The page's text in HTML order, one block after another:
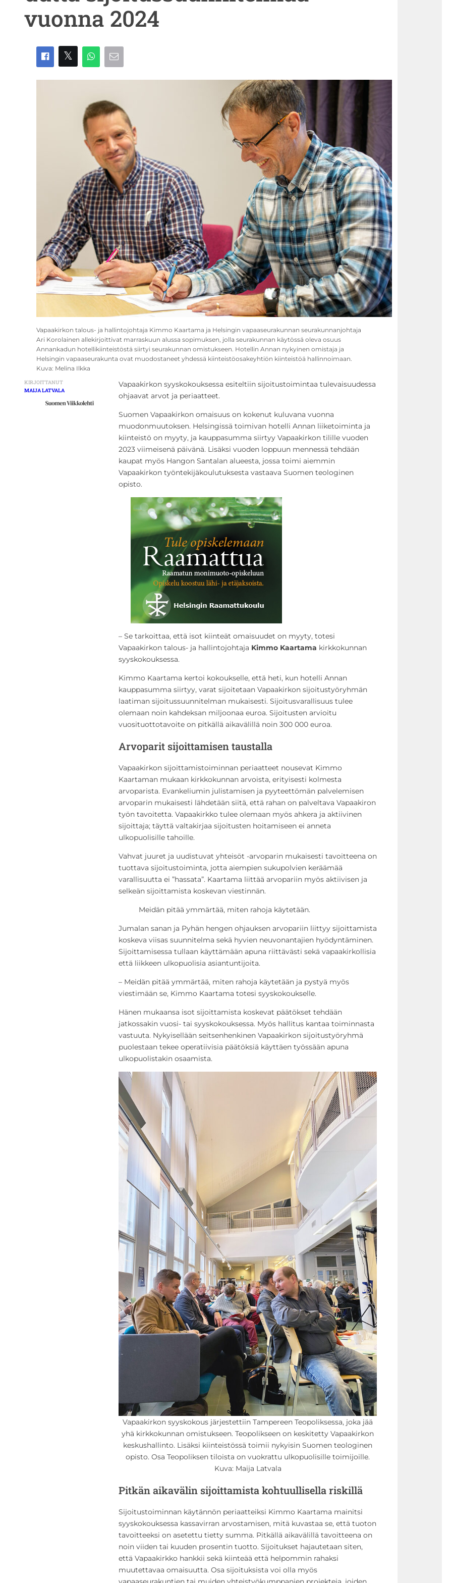
vuonna 2024
Vapaakirkon talous- ja hallintojohtaja Kimmo Kaartama ja Helsingin vapaaseurakunnan seurakunnanjohtaja
Ari Korolainen allekirjoittivat marraskuun alussa sopimuksen, jolla seurakunnan käytössä oleva osuus
Annankadun hotellikiinteistöstä siirtyi seurakunnan omistukseen. Hotellin Annan nykyinen omistaja ja
Helsingin vapaaseurakunta ovat muodostaneet yhdessä kiinteistöosakeyhtiön kiinteistöä hallinnoimaan.
Kuva: Melina Ilkka
KIRJOITTANUT
MAIJA LATVALA
Vapaakirkon syyskokouksessa esiteltiin sijoitustoimintaa tulevaisuudessa
ohjaavat arvot ja periaatteet.
Suomen Vapaakirkon omaisuus on kokenut kuluvana vuonna
muodonmuutoksen. Helsingissä toimivan hotelli Annan liiketoiminta ja
kiinteistö on myyty, ja kauppasumma siirtyy Vapaakirkon tilille vuoden
2023 viimeisenä päivänä. Lisäksi vuoden loppuun mennessä tehdään
kaupat myös Hangon Santalan alueesta, jossa toimi aiemmin
Vapaakirkon työntekijäkoulutuksesta vastaava Suomen teologinen
opisto.
– Se tarkoittaa, että isot kiinteät omaisuudet on myyty, totesi
Vapaakirkon talous- ja hallintojohtaja Kimmo Kaartama kirkkokunnan
syyskokouksessa.
Kimmo Kaartama kertoi kokoukselle, että heti, kun hotelli Annan
kauppasumma siirtyy, varat sijoitetaan Vapaakirkon sijoitustyöryhmän
laatiman sijoitussuunnitelman mukaisesti. Sijoitusvarallisuus tulee
olemaan noin kahdeksan miljoonaa euroa. Sijoitusten arvioitu
vuosituottotavoite on pitkällä aikavälillä noin 300 000 euroa.
Arvoparit sijoittamisen taustalla
Vapaakirkon sijoittamistoiminnan periaatteet nousevat Kimmo
Kaartaman mukaan kirkkokunnan arvoista, erityisesti kolmesta
arvoparista. Evankeliumin julistamisen ja pyyteettömän palvelemisen
arvoparin mukaisesti lähdetään siitä, että rahan on palveltava Vapaakiron
työn tavoitetta. Vapaakirkko tulee olemaan myös ahkera ja aktiivinen
sijoittaja; täyttä valtakirjaa sijoitusten hoitamiseen ei anneta
ulkopuolisille tahoille.
Vahvat juuret ja uudistuvat yhteisöt -arvoparin mukaisesti tavoitteena on
tuottava sijoitustoiminta, jotta aiempien sukupolvien keräämää
varallisuutta ei ”hassata”. Kaartama liittää arvopariin myös aktiivisen ja
selkeän sijoittamista koskevan viestinnän.
Meidän pitää ymmärtää, miten rahoja käytetään.
Jumalan sanan ja Pyhän hengen ohjauksen arvopariin liittyy sijoittamista
koskeva viisas suunnitelma sekä hyvien neuvonantajien hyödyntäminen.
Sijoittamisessa tullaan käyttämään apuna riittävästi sekä vapaakirkollisia
että liikkeen ulkopuolisia asiantuntijoita.
– Meidän pitää ymmärtää, miten rahoja käytetään ja pystyä myös
viestimään se, Kimmo Kaartama totesi syyskokoukselle.
Hänen mukaansa isot sijoittamista koskevat päätökset tehdään
jatkossakin vuosi- tai syyskokouksessa. Myös hallitus kantaa toiminnasta
vastuuta. Nykyisellään seitsenhenkinen Vapaakirkon sijoitustyöryhmä
puolestaan tekee operatiivisia päätöksiä käyttäen työssään apuna
ulkopuolistakin osaamista.
Vapaakirkon syyskokous järjestettiin Tampereen Teopoliksessa, joka jää
yhä kirkkokunnan omistukseen. Teopolikseen on keskitetty Vapaakirkon
keskushallinto. Lisäksi kiinteistössä toimii nykyisin Suomen teologinen
opisto. Osa Teopoliksen tiloista on vuokrattu ulkopuolisille toimijoille.
Kuva: Maija Latvala
Pitkän aikavälin sijoittamista kohtuullisella riskillä
Sijoitustoiminnan käytännön periaatteiksi Kimmo Kaartama mainitsi
syyskokouksessa kassavirran arvostamisen, mitä kuvastaa se, että tuoton
tavoitteeksi on asetettu tietty summa. Pitkällä aikavälillä tavoitteena on
noin viiden tai kuuden prosentin tuotto. Sijoitukset hajautetaan siten,
että Vapaakirkko hankkii sekä kiinteää että helpommin rahaksi
muutettavaa omaisuutta. Osa sijoituksista voi olla myös